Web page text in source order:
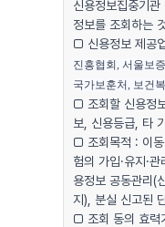
신용정보집중기
정보를 조회하는
□ 신용정보 제공
진흥협회, 서울보
국가보훈처, 보건
□ 조회할 신용정
보, 신용등급, 타
□ 조회목적 : 이동
험의 가입·유지·
용정보 공동관리(
지), 분실 신고된
□ 조회 동의 효력